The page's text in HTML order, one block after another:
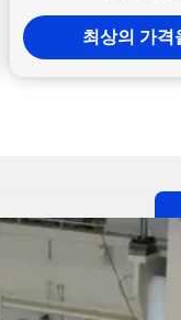
최상의 가격